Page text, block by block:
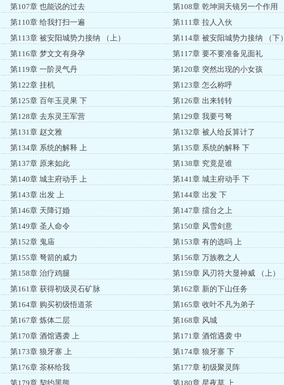
第107章 也能说的过去
第108章 乾坤洞天镜另一个作用
第110章 给我打扫一遍
第111章 拉人入伙
第113章 被安阳城势力接纳 （上）
第114章 被安阳城势力接纳 （下）
第116章 梦文文有身孕
第117章 要不要准备见面礼
第119章 一阶灵气丹
第120章 突然出现的小女孩
第122章 挂机
第123章 怎么称呼
第125章 百年玉灵果 下
第126章 出来转转
第128章 去东灵王军营
第129章 我要弓弩
第131章 赵文雅
第132章 被人给反算计了
第134章 系统的解释 上
第135章 系统的解释 下
第137章 原来如此
第138章 究竟是谁
第140章 城主府动手 上
第141章 城主府动手 下
第143章 出发 上
第144章 出发 下
第146章 天降订婚
第147章 擂台之上
第149章 圣人命令
第150章 风雪剑意
第152章 鬼庙
第153章 有的选吗 上
第155章 弩箭的威力
第156章 万族教之人
第158章 治疗鸡腿
第159章 风刃符大显神威 （上）
第161章 获得初级灵石矿脉
第162章 新的下山任务
第164章 购买初级悟道茶
第165章 收叶不凡为弟子
第167章 炼体二层
第168章 风城
第170章 酒馆遇袭 上
第171章 酒馆遇袭 中
第173章 狼牙寨 上
第174章 狼牙寨 下
第176章 茶杯给我
第177章 初级聚灵阵
第179章 契约黑熊
第180章 星夜草 上